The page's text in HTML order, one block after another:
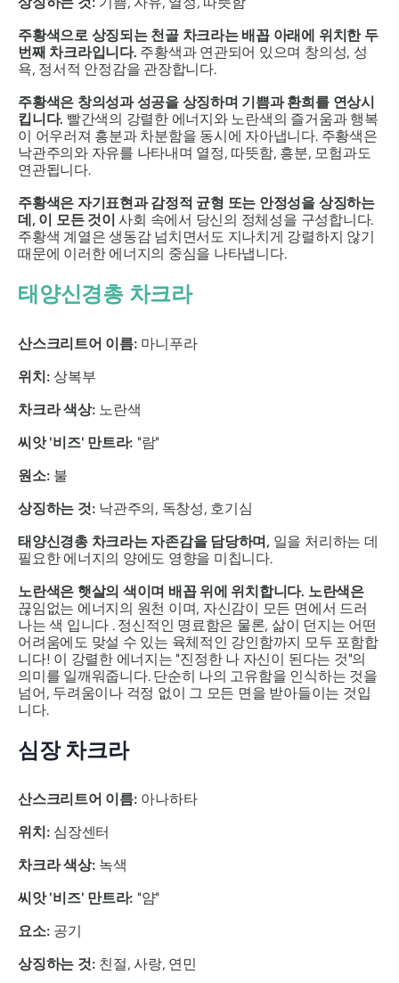
주황색으로 상징되는 천골 차크라는 배꼽 아래에 위치한 두
번째 차크라입니다. 주황색과 연관되어 있으며 창의성, 성
욕, 정서적 안정감을 관장합니다.
주황색은 창의성과 성공을 상징하며 기쁨과 환희를 연상시
킵니다. 빨간색의 강렬한 에너지와 노란색의 즐거움과 행복
이 어우러져 흥분과 차분함을 동시에 자아냅니다. 주황색은
낙관주의와 자유를 나타내며 열정, 따뜻함, 흥분, 모험과도
연관됩니다.
주황색은 자기표현과 감정적 균형 또는 안정성을 상징하는
데, 이 모든 것이 사회 속에서 당신의 정체성을 구성합니다.
주황색 ​​계열은 생동감 넘치면서도 지나치게 강렬하지 않기
때문에 이러한 에너지의 중심을 나타냅니다.
태양신경총 차크라
산스크리트어 이름: 마니푸라
위치: 상복부
차크라 색상: 노란색
씨앗 '비즈' 만트라: "람"
원소: 불
상징하는 것: 낙관주의, 독창성, 호기심
태양신경총 차크라는 자존감을 담당하며,일을 처리하는 데
필요한 에너지의 양에도 영향을 미칩니다.
노란색은 햇살의 색이며 배꼽 위에 위치합니다. 노란색은
끊임없는 에너지의 원천 이며, 자신감이 모든 면에서 드러
나는 색 입니다 . 정신적인 명료함은 물론, 삶이 던지는 어떤
어려움에도 맞설 수 있는 육체적인 강인함까지 모두 포함합
니다! 이 강렬한 에너지는 "진정한 나 자신이 된다는 것"의
의미를 일깨워줍니다. 단순히 나의 고유함을 인식하는 것을
넘어, 두려움이나 걱정 없이 그 모든 면을 받아들이는 것입
니다.
심장 차크라
산스크리트어 이름: 아나하타
위치: 심장센터
차크라 색상: 녹색
씨앗 '비즈' 만트라: "얌"
요소: 공기
상징하는 것: 친절, 사랑, 연민